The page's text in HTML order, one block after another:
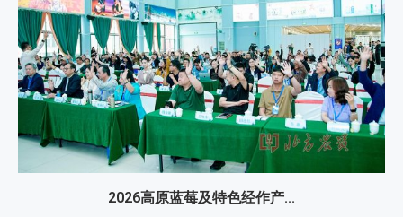
2026高原蓝莓及特色经作产...